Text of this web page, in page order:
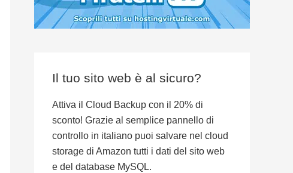
Il tuo sito web è al sicuro?
Attiva il Cloud Backup con il 20% di
sconto! Grazie al semplice pannello di
controllo in italiano puoi salvare nel cloud
storage di Amazon tutti i dati del sito web
e del database MySQL.